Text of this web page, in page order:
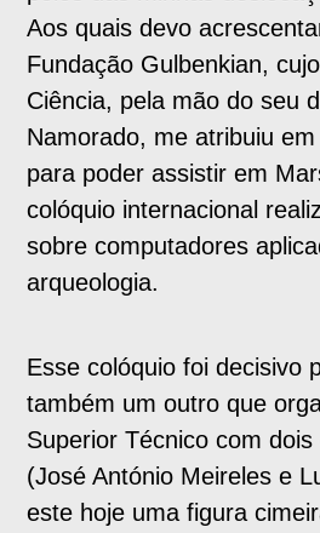
Aos quais devo
Fundação Gulbenkian,
Ciência, pela mão do seu
Namorado, me atribuiu
para poder assistir em
colóquio internacional
sobre computadores
arqueologia.
Esse colóquio foi decisivo
também um outro que
Superior Técnico com
(José António Meireles e
este hoje uma figura